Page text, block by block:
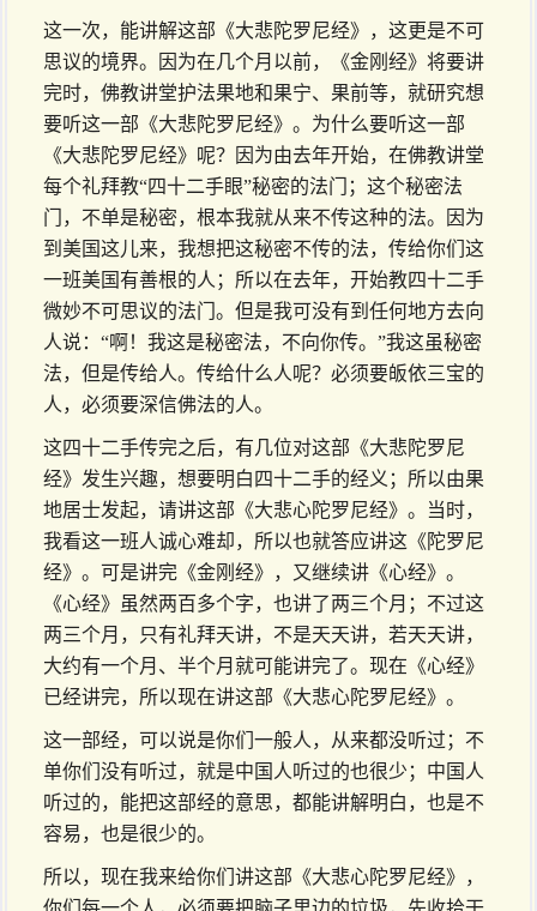
这一次，能讲解这部《大悲陀罗尼经》，这更是不可
思议的境界。因为在几个月以前，《金刚经》将要讲
完时，佛教讲堂护法果地和果宁、果前等，就研究想
要听这一部《大悲陀罗尼经》。为什么要听这一部
《大悲陀罗尼经》呢？因为由去年开始，在佛教讲堂
每个礼拜教“四十二手眼”秘密的法门；这个秘密法
门，不单是秘密，根本我就从来不传这种的法。因为
到美国这儿来，我想把这秘密不传的法，传给你们这
一班美国有善根的人；所以在去年，开始教四十二手
微妙不可思议的法门。但是我可没有到任何地方去向
人说：“啊！我这是秘密法，不向你传。”我这虽秘密
法，但是传给人。传给什么人呢？必须要皈依三宝的
人，必须要深信佛法的人。
这四十二手传完之后，有几位对这部《大悲陀罗尼
经》发生兴趣，想要明白四十二手的经义；所以由果
地居士发起，请讲这部《大悲心陀罗尼经》。当时，
我看这一班人诚心难却，所以也就答应讲这《陀罗尼
经》。可是讲完《金刚经》，又继续讲《心经》。
《心经》虽然两百多个字，也讲了两三个月；不过这
两三个月，只有礼拜天讲，不是天天讲，若天天讲，
大约有一个月、半个月就可能讲完了。现在《心经》
已经讲完，所以现在讲这部《大悲心陀罗尼经》。
这一部经，可以说是你们一般人，从来都没听过；不
单你们没有听过，就是中国人听过的也很少；中国人
听过的，能把这部经的意思，都能讲解明白，也是不
容易，也是很少的。
所以，现在我来给你们讲这部《大悲心陀罗尼经》，